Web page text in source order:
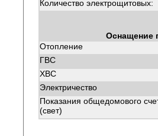
Количество электрощитовых:
Оснащение
Отопление
ГВС
ХВС
Электричество
Показания общедомового
(свет)